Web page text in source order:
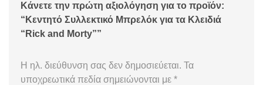
Κάνετε την πρώτη αξιολόγηση για το προϊόν:
“Κεντητό Συλλεκτικό Μπρελόκ για τα Κλειδιά
“Rick and Morty””
Η ηλ. διεύθυνση σας δεν δημοσιεύεται. Τα
υποχρεωτικά πεδία σημειώνονται με *